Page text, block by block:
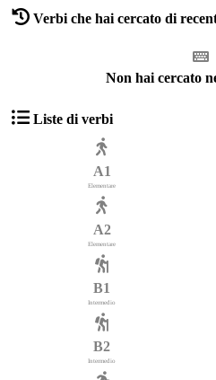
Verbi che hai cercato di
Non hai cercato
Liste di verbi
A1
Elementare
A2
Elementare
B1
Intermedio
B2
Intermedio